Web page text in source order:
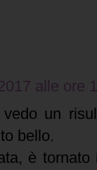
alle ore
vedo un
bello.
è